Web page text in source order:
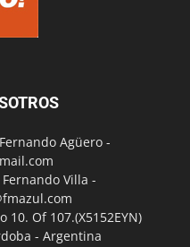
Agüero -
Villa -
10. Of 107.(X5152EYN)
- Argentina